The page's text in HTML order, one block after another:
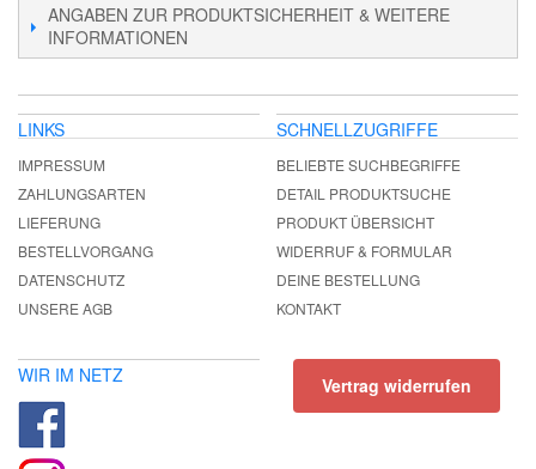
ANGABEN ZUR PRODUKTSICHERHEIT & WEITERE
INFORMATIONEN
LINKS
IMPRESSUM
ZAHLUNGSARTEN
LIEFERUNG
BESTELLVORGANG
DATENSCHUTZ
UNSERE AGB
SCHNELLZUGRIFFE
BELIEBTE SUCHBEGRIFFE
DETAIL PRODUKTSUCHE
PRODUKT ÜBERSICHT
WIDERRUF & FORMULAR
DEINE BESTELLUNG
KONTAKT
WIR IM NETZ Vertrag widerrufen